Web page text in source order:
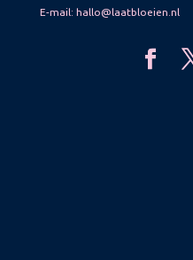
E-mail: hallo@laatbloeien.nl